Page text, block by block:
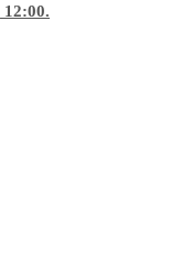
12:00.